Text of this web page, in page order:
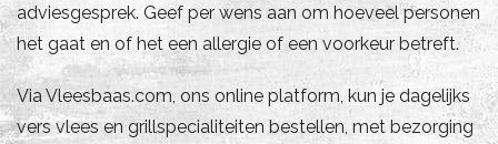
adviesgesprek. Geef per wens aan om hoeveel personen
het gaat en of het een allergie of een voorkeur betreft.
Via Vleesbaas.com, ons online platform, kun je dagelijks
vers vlees en grillspecialiteiten bestellen, met bezorging